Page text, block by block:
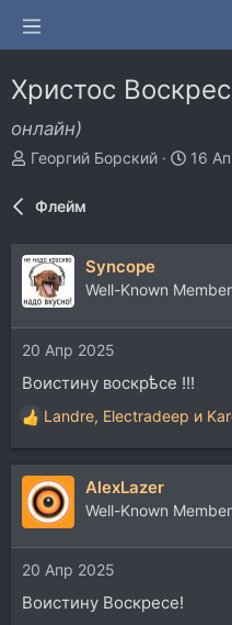
Христос
онлайн)
А
р
т
е
м
Георгий Борский
Д
н
16
Флейм
Syncope
Well-Known Member
20 Апр 2025
Воистину воскрѣсе !!!
Р
е
а
к
ц
и
и
:
Landre, Electradeep и
AlexLazer
Well-Known Member
20 Апр 2025
Воистину Воскресе!